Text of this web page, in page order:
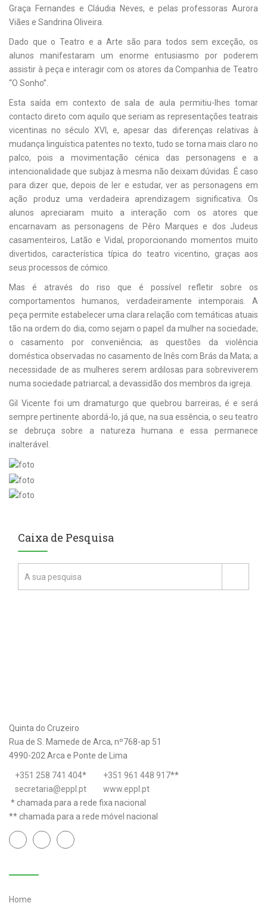
Graça Fernandes e Cláudia Neves, e pelas professoras Aurora
Viães e Sandrina Oliveira.
Dado que o Teatro e a Arte são para todos sem exceção, os
alunos manifestaram um enorme entusiasmo por poderem
assistir à peça e interagir com os atores da Companhia de Teatro
“O Sonho”.
Esta saída em contexto de sala de aula permitiu-lhes tomar
contacto direto com aquilo que seriam as representações teatrais
vicentinas no século XVI, e, apesar das diferenças relativas à
mudança linguística patentes no texto, tudo se torna mais claro no
palco, pois a movimentação cénica das personagens e a
intencionalidade que subjaz à mesma não deixam dúvidas. É caso
para dizer que, depois de ler e estudar, ver as personagens em
ação produz uma verdadeira aprendizagem significativa. Os
alunos apreciaram muito a interação com os atores que
encarnavam as personagens de Pêro Marques e dos Judeus
casamenteiros, Latão e Vidal, proporcionando momentos muito
divertidos, característica típica do teatro vicentino, graças aos
seus processos de cómico.
Mas é através do riso que é possível refletir sobre os
comportamentos humanos, verdadeiramente intemporais. A
peça permite estabelecer uma clara relação com temáticas atuais
tão na ordem do dia, como sejam o papel da mulher na sociedade;
o casamento por conveniência; as questões da violência
doméstica observadas no casamento de Inês com Brás da Mata; a
necessidade de as mulheres serem ardilosas para sobreviverem
numa sociedade patriarcal; a devassidão dos membros da igreja.
Gil Vicente foi um dramaturgo que quebrou barreiras, é e será
sempre pertinente abordá-lo, já que, na sua essência, o seu teatro
se debruça sobre a natureza humana e essa permanece
inalterável.
Caixa de Pesquisa
Quinta do Cruzeiro
Rua de S. Mamede de Arca, nº768-ap 51
4990-202 Arca e Ponte de Lima
+351 258 741 404* +351 961 448 917**
secretaria@eppl.pt
www.eppl.pt
* chamada para a rede fixa nacional
** chamada para a rede móvel nacional
Home